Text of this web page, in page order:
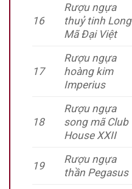
16
Rượu ngựa
thuỷ tinh Long
Mã Đại Việt
17
Rượu ngựa
hoàng kim
Imperius
18
Rượu ngựa
song mã Club
House XXII
19
Rượu ngựa
thần Pegasus